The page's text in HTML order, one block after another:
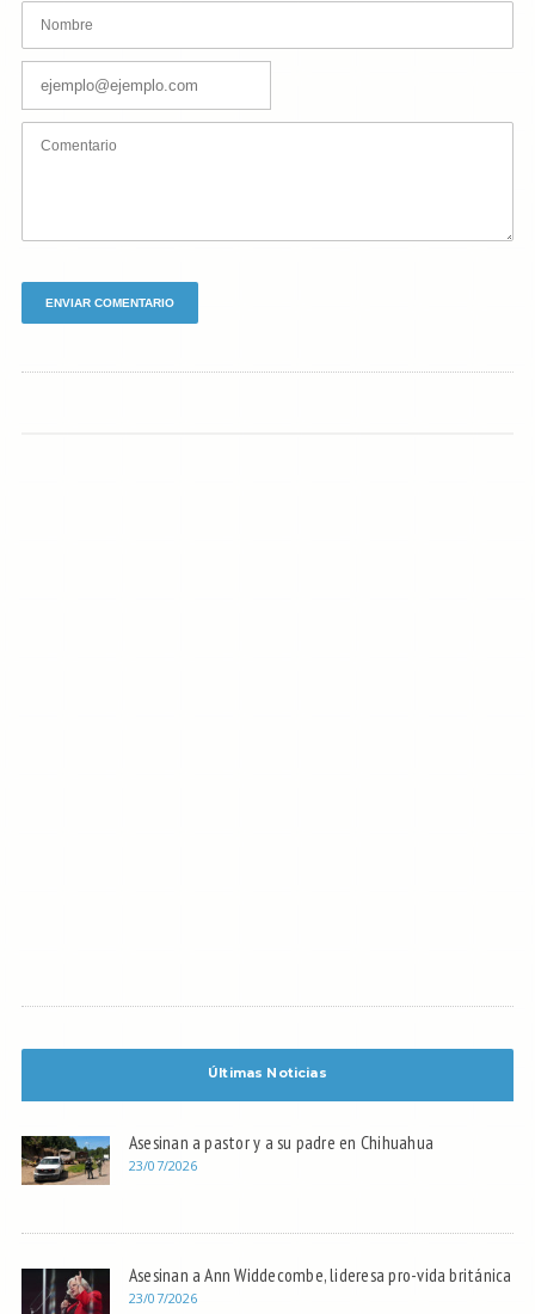
Últimas Noticias
Asesinan a pastor y a su padre en Chihuahua
23/07/2026
Asesinan a Ann Widdecombe, lideresa pro-vida británica
23/07/2026